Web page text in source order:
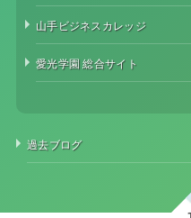
山手ビジネスカレッジ
愛光学園 総合サイト
過去ブログ